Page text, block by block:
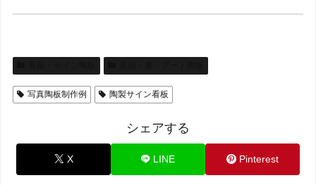
写真陶板制作例 陶製サイン看板
シェアする
X LINE Pinterest